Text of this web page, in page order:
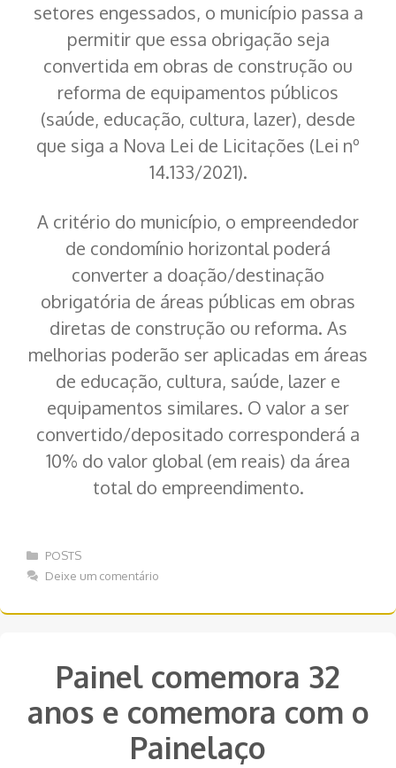
setores engessados, o município passa a
permitir que essa obrigação seja
convertida em obras de construção ou
reforma de equipamentos públicos
(saúde, educação, cultura, lazer), desde
que siga a Nova Lei de Licitações (Lei nº
14.133/2021).
A critério do município, o empreendedor
de condomínio horizontal poderá
converter a doação/destinação
obrigatória de áreas públicas em obras
diretas de construção ou reforma. As
melhorias poderão ser aplicadas em áreas
de educação, cultura, saúde, lazer e
equipamentos similares. O valor a ser
convertido/depositado corresponderá a
10% do valor global (em reais) da área
total do empreendimento.
Categorias
POSTS
Deixe um comentário
Painel comemora 32
anos e comemora com o
Painelaço